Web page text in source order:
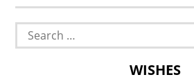
Search
for:
WISHES